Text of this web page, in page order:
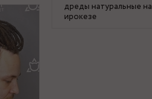
дреды натуральные на
ирокезе